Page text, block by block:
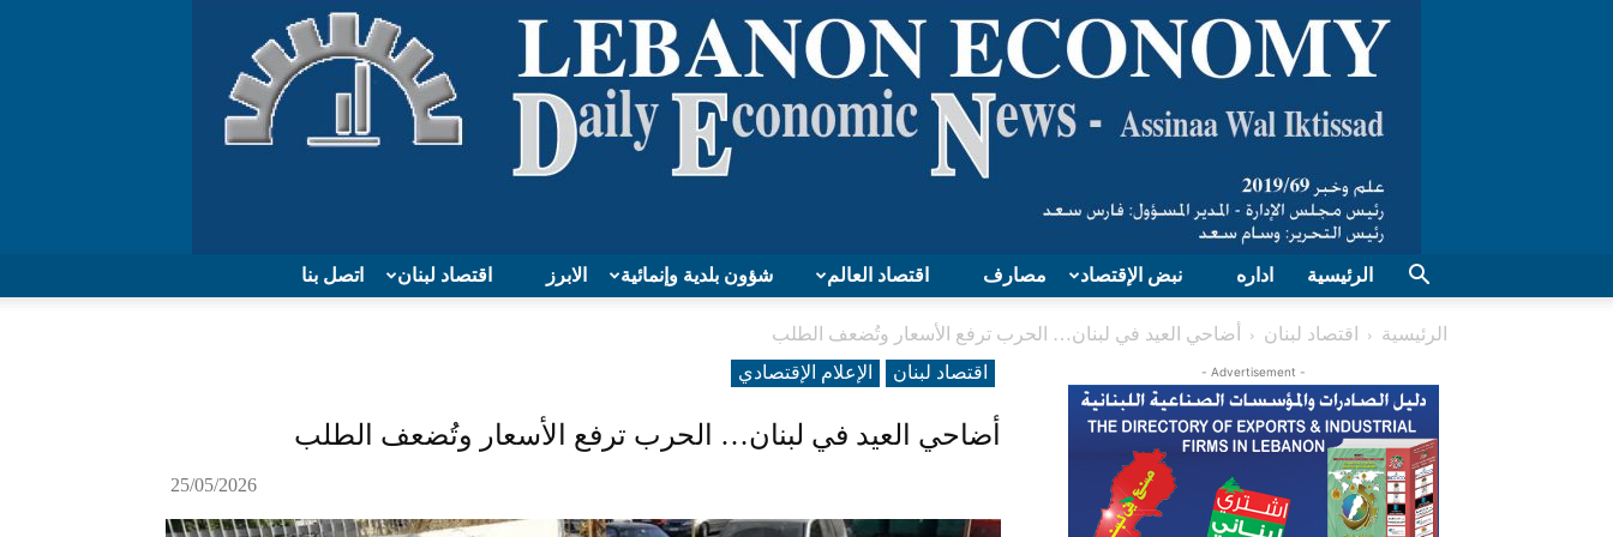
Lebanon
اتصل بنا اقتصاد لبنان الابرز شؤون بلدية وإنمائية اقتصاد العالم مصارف نبض الإقتصاد اداره الرئيسية
الرئيسية اقتصاد لبنان
أضاحي العيد في لبنان… الحرب ترفع الأسعار وتُضعف الطلب
اقتصاد لبنان
الإعلام الإقتصادي
أضاحي العيد في لبنان… الحرب ترفع الأسعار وتُضعف الطلب
25/05/2026
- Advertisement -